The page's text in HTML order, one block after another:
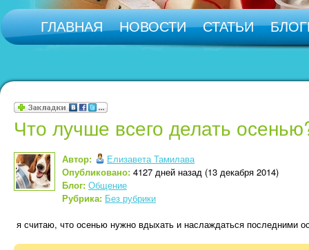
ГЛАВНАЯ НОВОСТИ СТАТЬИ
Что лучше всего делать
Автор:
Елизавета Тамилава
Опубликовано: 4127 дней назад (13 декабря 2014)
Блог: Общение
Рубрика: Без рубрики
я считаю, что осенью нужно вдыхать и наслаждаться последними